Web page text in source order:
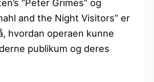
“Peter Grimes” og
and the Night Visitors” er
hvordan operaen kunne
publikum og deres